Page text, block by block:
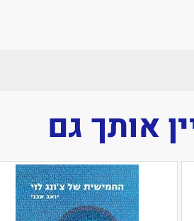
אותך גם